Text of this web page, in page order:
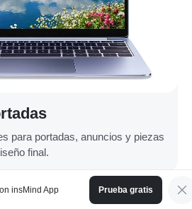
para portadas, anuncios y piezas
final.
insMind App Prueba gratis